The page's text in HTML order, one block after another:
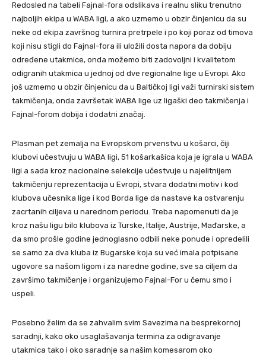
Redosled na tabeli Fajnal-fora odslikava i realnu sliku trenutno
najboljih ekipa u WABA ligi, a ako uzmemo u obzir činjenicu da su
neke od ekipa završnog turnira pretrpele i po koji poraz od timova
koji nisu stigli do Fajnal-fora ili uložili dosta napora da dobiju
određene utakmice, onda možemo biti zadovoljni i kvalitetom
odigranih utakmica u jednoj od dve regionalne lige u Evropi. Ako
još uzmemo u obzir činjenicu da u Baltičkoj ligi važi turnirski sistem
takmičenja, onda završetak WABA lige uz ligaški deo takmičenja i
Fajnal-forom dobija i dodatni značaj.
Plasman pet zemalja na Evropskom prvenstvu u košarci, čiji
klubovi učestvuju u WABA ligi, 51 košarkašica koja je igrala u WABA
ligi a sada kroz nacionalne selekcije učestvuje u najelitnijem
takmičenju reprezentacija u Evropi, stvara dodatni motiv i kod
klubova učesnika lige i kod Borda lige da nastave ka ostvarenju
zacrtanih ciljeva u narednom periodu. Treba napomenuti da je
kroz našu ligu bilo klubova iz Turske, Italije, Austrije, Mađarske, a
da smo prošle godine jednoglasno odbili neke ponude i opredelili
se samo za dva kluba iz Bugarske koja su već imala potpisane
ugovore sa našom ligom i za naredne godine, sve sa ciljem da
završimo takmičenje i organizujemo Fajnal-For u čemu smo i
uspeli.
Posebno želim da se zahvalim svim Savezima na besprekornoj
saradnji, kako oko usaglašavanja termina za odigravanje
utakmica tako i oko saradnje sa našim komesarom oko